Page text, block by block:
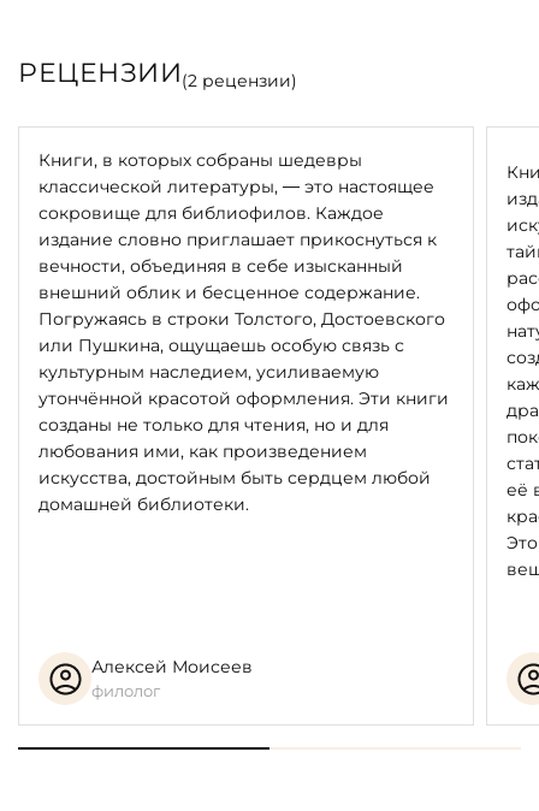
РЕЦЕНЗИИ(2 рецензии)
Книги, в которых собраны шедевры
классической литературы, — это настоящее
сокровище для библиофилов. Каждое
издание словно приглашает прикоснуться к
вечности, объединяя в себе изысканный
внешний облик и бесценное содержание.
Погружаясь в строки Толстого, Достоевского
или Пушкина, ощущаешь особую связь с
культурным наследием, усиливаемую
утончённой красотой оформления. Эти книги
созданы не только для чтения, но и для
любования ими, как произведением
искусства, достойным быть сердцем любой
домашней библиотеки.
Алексей Моисеев
филолог
её